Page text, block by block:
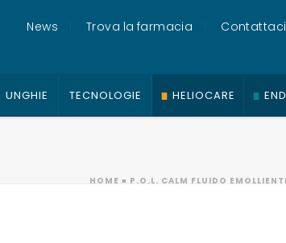
News Trova la farmacia Contattaci
UNGHIE TECNOLOGIE HELIOCARE
HOME » P.O.L. CALM FLUIDO